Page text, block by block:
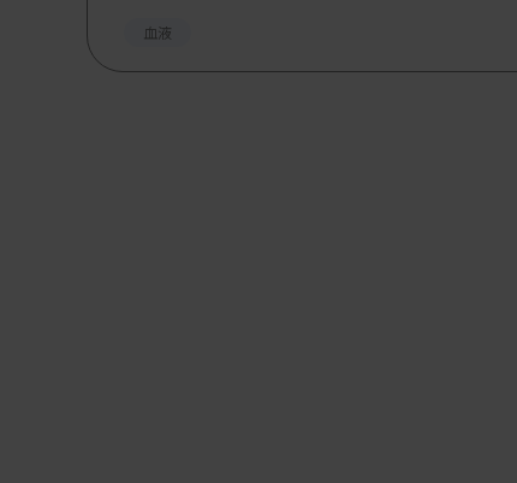
浅井 さとみ（東海大学医学部基
講演１：荒井 智子（慶應義塾大学病
血液